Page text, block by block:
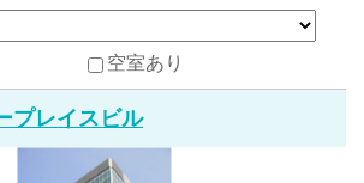
空室あり
プレイスビル